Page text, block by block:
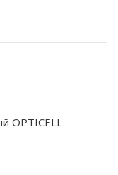
OPTICELL